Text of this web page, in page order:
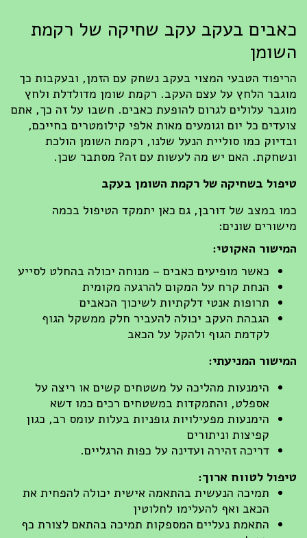
בעקב עקב שחיקה של רקמת
הטבעי המצוי בעקב נשחק עם הזמן, ובעקבות כך
הלחץ על עצם העקב. רקמת שומן מדולדלת ולחץ
עלולים לגרום להופעת כאבים. חשבו על זה כך, אתם
כל יום וגומעים מאות אלפי קילומטרים בחייכם,
כמו סוליית הנעל שלנו, רקמת השומן הולכת
האם יש מה לעשות עם זה? מסתבר שכן.
בשחיקה של רקמת השומן בעקב
במצב של דורבן, גם כאן יתמקד הטיפול בכמה
שונים:
האקוטי:
כאשר מופיעים כאבים – מנוחה יכולה בהחלט לסייע
הנחת קרח על המקום להרגעה מקומית
תרופות אנטי דלקתיות לשיכוך הכאבים
הגבהת העקב יכולה להעביר חלק ממשקל הגוף
לקדמת הגוף ולהקל על הכאב
המניעתי:
הימנעות מהליכה על משטחים קשים או ריצה על
אספלט, והתמקדות במשטחים רכים כמו דשא
הימנעות מפעילויות גופניות בעלות עומס רב, כגון
קפיצות וניתורים
דריכה זהירה ועדינה על כפות הרגליים.
לטווח ארוך:
תמיכה הנעשית בהתאמה אישית יכולה להפחית את
הכאב ואף להעלימו לחלוטין
התאמת נעליים המספקות תמיכה בהתאם לצורת כף